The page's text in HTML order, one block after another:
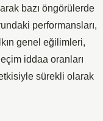
bazı öngörülerde
performansları,
genel eğilimleri,
iddaa oranları
sürekli olarak